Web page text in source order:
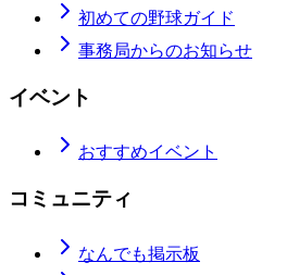
初めての野球ガイド
事務局からのお知らせ
イベント
おすすめイベント
コミュニティ
なんでも掲示板